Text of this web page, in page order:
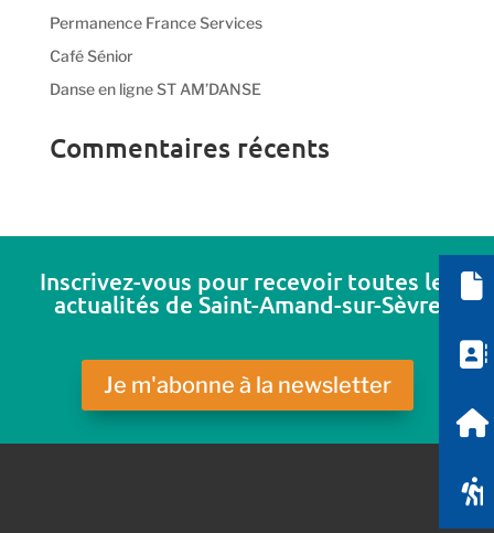
Permanence France Services
Café Sénior
Danse en ligne ST AM’DANSE
Commentaires récents
Inscrivez-vous pour recevoir toutes les
actualités de Saint-Amand-sur-Sèvre
Je m'abonne à la newsletter